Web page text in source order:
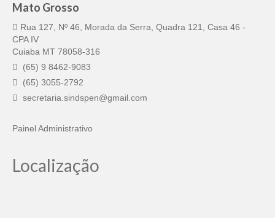
Mato Grosso
Rua 127, Nº 46, Morada da Serra, Quadra 121, Casa 46 -
CPA IV
Cuiaba MT 78058-316
(65) 9 8462-9083
(65) 3055-2792
secretaria.sindspen@gmail.com
Painel Administrativo
Localização